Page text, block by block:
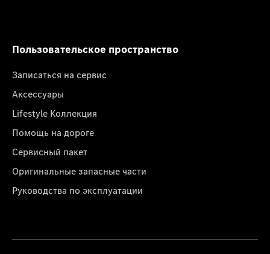
Пользовательское пространство
Записаться на сервис
Аксессуары
Lifestyle Коллекция
Помощь на дороге
Сервисный пакет
Оригинальные запасные части
Руководства по эксплуатации